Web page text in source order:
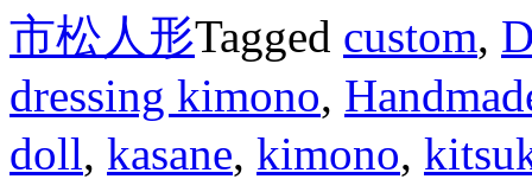
市松人形Tagged custom,
dressing kimono,
doll, kasane, kimono,